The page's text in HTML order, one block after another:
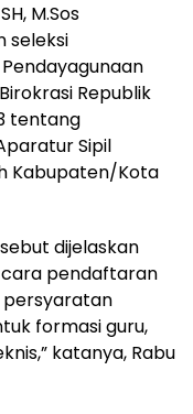
M.Sos
seleksi
Republik
tentang
Sipil
Kabupaten/Kota
dijelaskan
pendaftaran
formasi guru,
katanya, Rabu